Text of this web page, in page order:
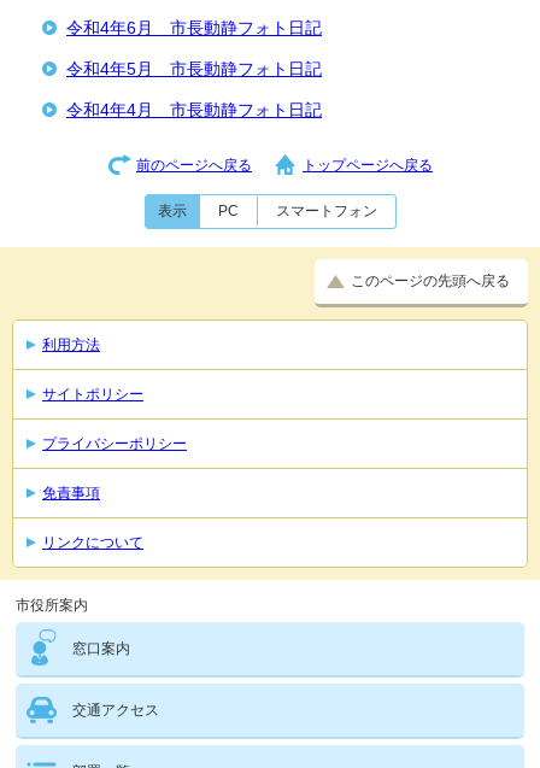
令和4年6月 市長動静フォト日記
令和4年5月 市長動静フォト日記
令和4年4月 市長動静フォト日記
前のページへ戻る トップページへ戻る
表示 PC スマートフォン
このページの先頭へ戻る
利用方法
サイトポリシー
プライバシーポリシー
免責事項
リンクについて
市役所案内
窓口案内
交通アクセス